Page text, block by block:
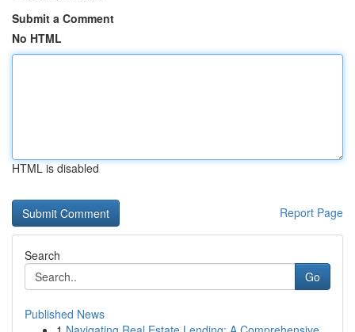
Submit a Comment
No HTML
HTML is disabled
Report Page
Search
Go
Published News